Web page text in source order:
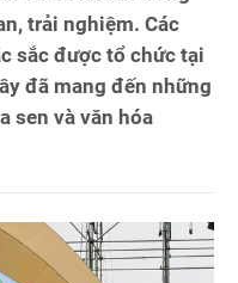
trải nghiệm. Các
sắc được tổ chức tại
đã mang đến những
sen và văn hóa